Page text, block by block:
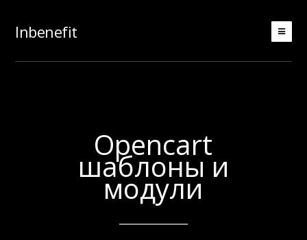
Inbenefit
Opencart
шаблоны и
модули